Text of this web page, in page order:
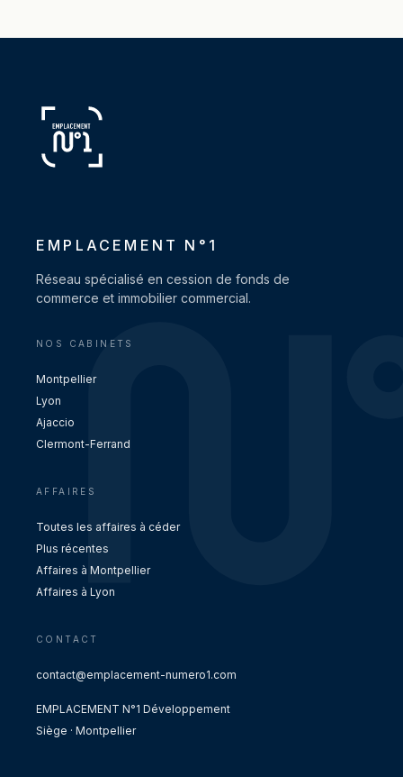
EMPLACEMENT N°1
Réseau spécialisé en cession de fonds de
commerce et immobilier commercial.
NOS CABINETS
Montpellier
Lyon
Ajaccio
Clermont-Ferrand
AFFAIRES
Toutes les affaires à céder
Plus récentes
Affaires à Montpellier
Affaires à Lyon
CONTACT
contact@emplacement-numero1.com
EMPLACEMENT N°1 Développement
Siège · Montpellier